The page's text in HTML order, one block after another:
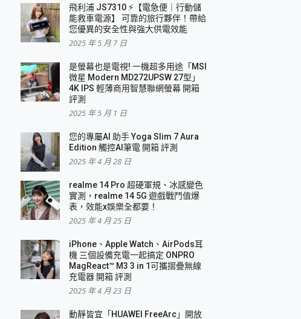
飛利浦 JS7310 ⚡【電急便｜行動儲
能救車電源】 可靠的旅行夥伴！帶給
您優異的安全性與強大供電效能
2025 年 5 月 7 日
是螢幕也是電視! 一機超多用途「MSI
微星 Modern MD272UPSW 27型」
4K IPS 輕薄商用智慧聯網螢幕 開箱
評測
2025 年 5 月 1 日
您的專屬AI 助手 Yoga Slim 7 Aura
Edition 觸控AI筆電 開箱 評測
2025 年 4 月 28 日
realme 14 Pro 超硬軍規、冰感變色
實測，realme 14 5G 遊戲戰鬥值爆
表，效能x娛樂全都要！
2025 年 4 月 25 日
iPhone、Apple Watch、AirPods耳
機 三個設備充電一起搞定 ONPRO
MagReact™ M3 3 in 1可攜摺疊無線
充電器 開箱 評測
2025 年 4 月 23 日
動靜皆宜「HUAWEI FreeArc」開放